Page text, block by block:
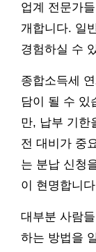
업계 전문가
개합니다. 일
경험하실 수
종합소득세
담이 될 수 있
만, 납부 기한
전 대비가 중
는 분납 신청
이 현명합니
대부분 사람
하는 방법을